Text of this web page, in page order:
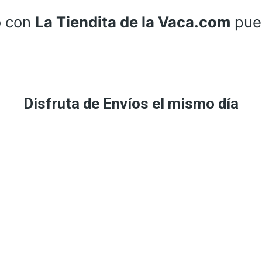
con La Tiendita de la Vaca.com
Disfruta de Envíos el mismo día